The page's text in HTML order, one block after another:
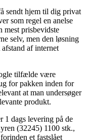
sendt hjem til dig privat
som regel en anelse
mest prisbevidste
selv, men den løsning
af internet
tilfælde være
for pakken inden for
at man undersøger
produkt.
1 dags levering på de
(32245) 1100 stk.,
et fastslået